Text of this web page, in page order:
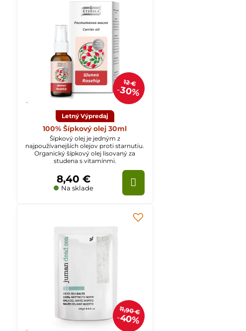
12 €
30%
Letný Výpredaj
100% Šípkový olej 30ml
Šípkový olej je jedným z
najpoužívanejších olejov proti starnutiu.
Organický šípkový olej lisovaný za
studena s vitamínmi.
Na sklade
8,40 €
11,90 €
40%